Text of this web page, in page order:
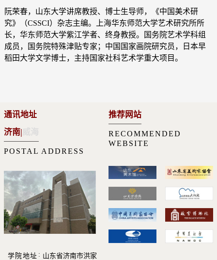
阮荣春，山东大学讲席教授、博士生导师，《中国美术研
究》（CSSCI）杂志主编。上海华东师范大学艺术研究所所
长，华东师范大学紫江学者、终身教授。国务院艺术学科组
成员，国务院特殊津贴专家；中国国家画院研究员，日本早
稻田大学文学博士，主持国家社科艺术学重大项目。
通讯地址
济南|
POSTAL ADDRESS
学院地址 山东省济南市洪家
推荐网站
RECOMMENDED
WEBSITE